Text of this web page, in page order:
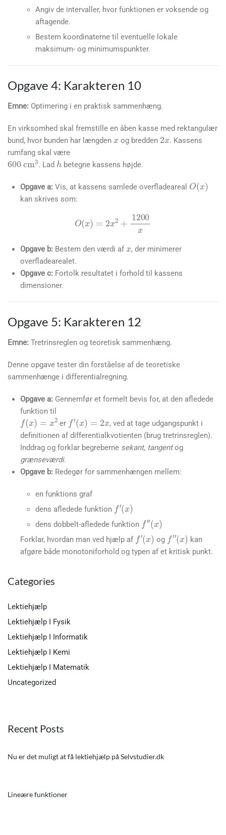
Angiv de intervaller, hvor funktionen er voksende og
aftagende.
Bestem koordinaterne til eventuelle lokale
maksimum- og minimumspunkter.
Opgave 4: Karakteren 10
Emne: Optimering i en praktisk sammenhæng.
En virksomhed skal fremstille en åben kasse med rektangulær
bund, hvor bunden har længden
x
og bredden
2x
. Kassens
rumfang skal være
600cm3
. Lad
h
betegne kassens højde.
Opgave a: Vis, at kassens samlede overfladeareal
O ( x
kan skrives som:
Opgave b: Bestem den værdi af
, der minimerer
overfladearealet.
Opgave c: Fortolk resultatet i forhold til kassens
dimensioner.
Opgave 5: Karakteren 12
Emne: Tretrinsreglen og teoretisk sammenhæng.
Denne opgave tester din forståelse af de teoretiske
sammenhænge i differentialregning.
Opgave a: Gennemfør et formelt bevis for, at den afledede
funktion til
f(x)=x2 er
f′( x
, ved at tage udgangspunkt i
definitionen af differentialkvotienten (brug tretrinsreglen).
Inddrag og forklar begreberne sekant, tangentog
grænseværdi.
Opgave b: Redegør for sammenhængen mellem:
en funktions graf
dens afledede funktion
f′( x
dens dobbelt-afledede funktion
f′′( x
Forklar, hvordan man ved hjælp af
f′( x)
og
f′′( x
kan
afgøre både monotoniforhold og typen af et kritisk punkt.
Categories
Lektiehjælp
Lektiehjælp I Fysik
Lektiehjælp I Informatik
Lektiehjælp I Kemi
Lektiehjælp I Matematik
Uncategorized
Recent Posts
Nu er det muligt at få lektiehjælp på Selvstudier.dk
Lineære funktioner